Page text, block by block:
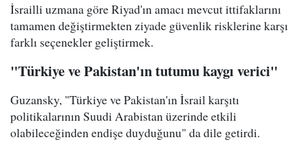
İsrailli uzmana göre Riyad'ın amacı mevcut ittifaklarını
tamamen değiştirmekten ziyade güvenlik risklerine karşı
farklı seçenekler geliştirmek.
"Türkiye ve Pakistan'ın tutumu kaygı verici"
Guzansky, "Türkiye ve Pakistan'ın İsrail karşıtı
politikalarının Suudi Arabistan üzerinde etkili
olabileceğinden endişe duyduğunu" da dile getirdi.